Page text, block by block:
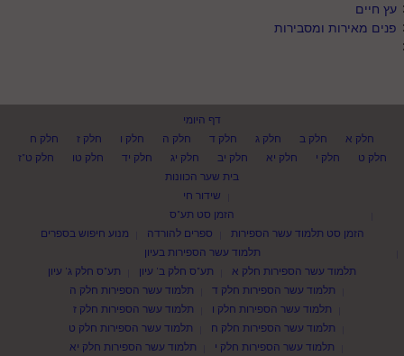
עץ חיים
פנים מאירות ומסבירות
דף היומי
חלק א
חלק ב חלק ג חלק ד חלק ה חלק ו חלק ז
חלק ח
חלק ט
חלק י חלק יא חלק יב חלק יג חלק יד חלק טו
חלק ט"ז
בית שער הכוונות
שידור חי
הזמן סט תע"ס
הזמן סט תלמוד עשר הספירות
ספרים להורדה
מנוע חיפוש בספרים
תלמוד עשר הספירות בעיון
תלמוד עשר הספירות חלק א
תע"ס חלק ב' עיון
תע"ס חלק ג' עיון
תלמוד עשר הספירות חלק ד
תלמוד עשר הספירות חלק ה
תלמוד עשר הספירות חלק ו
תלמוד עשר הספירות חלק ז
תלמוד עשר הספירות חלק ח
תלמוד עשר הספירות חלק ט
תלמוד עשר הספירות חלק י
תלמוד עשר הספירות חלק יא